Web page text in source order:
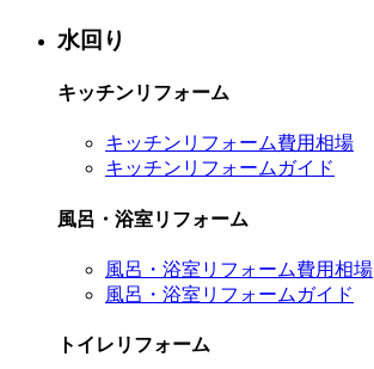
水回り
キッチンリフォーム
キッチンリフォーム費用相場
キッチンリフォームガイド
風呂・浴室リフォーム
風呂・浴室リフォーム費用相場
風呂・浴室リフォームガイド
トイレリフォーム